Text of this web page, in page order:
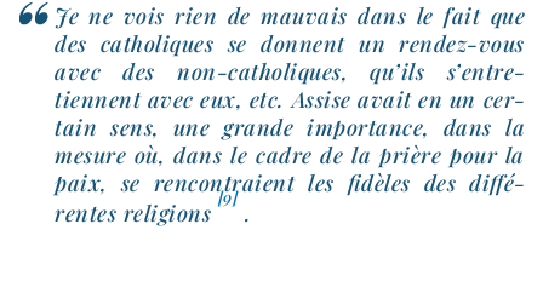
Je ne vois rien de mau­vais dans le fait que
des catho­liques se donnent un rendez-​vous
avec des non-​catholiques, qu’ils s’en­tre­
tiennent avec eux, etc. Assise avait en un cer­
tain sens, une grande impor­tance, dans la
mesure où, dans le cadre de la prière pour la
paix, se ren­con­traient les fidèles des dif­fé­
rentes reli­gions
[9]
.